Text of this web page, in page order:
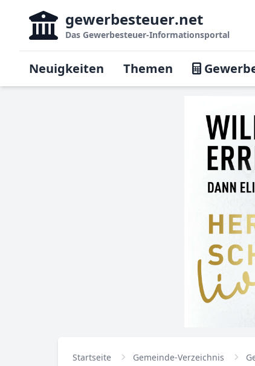
gewerbesteuer.net
Das Gewerbesteuer-Informationsportal
Neuigkeiten Themen
Startseite Gemeinde-Verzeichnis